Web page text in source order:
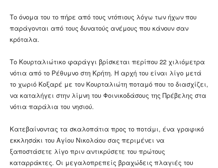
Το όνομα του το πήρε από τους ντόπιους λόγω των ήχων που
παράγονται από τους δυνατούς ανέμους που κάνουν σαν
κρόταλα.
Το Κουρταλιώτικο φαράγγι βρίσκεται περίπου 22 χιλιόμετρα
νότια από το Ρέθυμνο στη Κρήτη. Η αρχή του είναι λίγο μετά
το χωριό Κοξαρέ με τον Κουρταλιώτη ποταμό που το διασχίζει,
να καταλήγει στην λίμνη του Φοινικοδάσους της Πρέβελης στα
νότια παράλια του νησιού.
Κατεβαίνοντας τα σκαλοπάτια προς το ποτάμι, ένα γραφικό
εκκλησάκι του Αγίου Νικολάου σας περιμένει να
ξαποστάσετε λίγο πριν αντικρύσετε του πρώτους
καταρράκτες. Οι μεγαλοπρεπείς βραχώδεις πλαγιές του